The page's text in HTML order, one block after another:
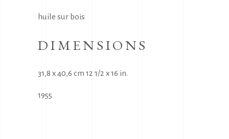
huile sur bois
DIMENSIONS
31,8 x 40,6 cm 12 1/2 x 16 in.
1955